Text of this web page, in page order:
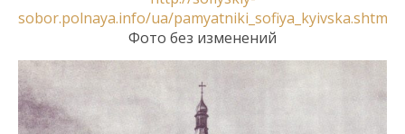
sobor.polnaya.info/ua/pamyatniki_sofiya_kyivska.shtml
Фото без изменений